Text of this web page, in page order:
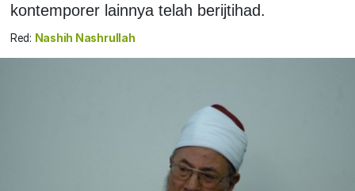
kontemporer lainnya telah berijtihad.
Red: Nashih Nashrullah